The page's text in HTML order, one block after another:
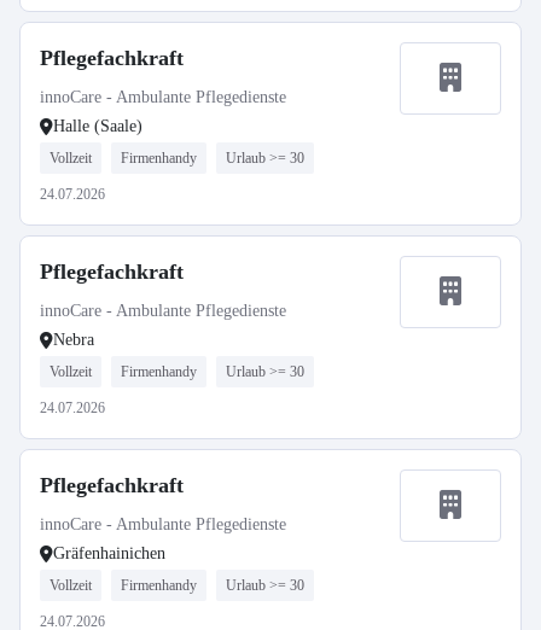
Pflegefachkraft
innoCare - Ambulante Pflegedienste
Halle (Saale)
Vollzeit Firmenhandy Urlaub >= 30
24.07.2026
Pflegefachkraft
innoCare - Ambulante Pflegedienste
Nebra
Vollzeit Firmenhandy Urlaub >= 30
24.07.2026
Pflegefachkraft
innoCare - Ambulante Pflegedienste
Gräfenhainichen
Vollzeit Firmenhandy Urlaub >= 30
24.07.2026